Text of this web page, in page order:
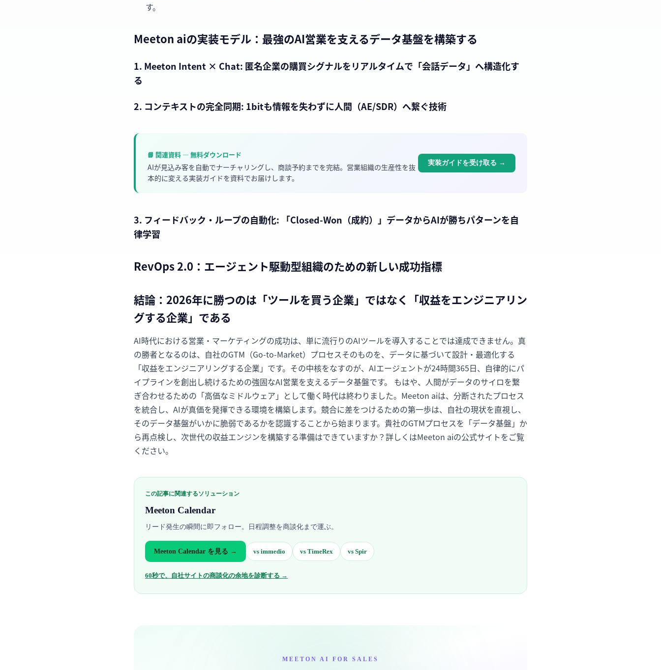
す。
Meeton aiの実装モデル：最強のAI営業を支えるデータ基盤を構築する
1. Meeton Intent × Chat: 匿名企業の購買シグナルをリアルタイムで「会話データ」へ構造化す
る
2. コンテキストの完全同期: 1bitも情報を失わずに人間（AE/SDR）へ繋ぐ技術
📘 関連資料 — 無料ダウンロード
AIが見込み客を自動でナーチャリングし、商談予約までを完結。営業組織の生産性を抜
本的に変える実装ガイドを資料でお届けします。
実装ガイドを受け取る →
3. フィードバック・ループの自動化: 「Closed-Won（成約）」データからAIが勝ちパターンを自
律学習
RevOps 2.0：エージェント駆動型組織のための新しい成功指標
結論：2026年に勝つのは「ツールを買う企業」ではなく「収益をエンジニアリン
グする企業」である
AI時代における営業・マーケティングの成功は、単に流行りのAIツールを導入することでは達成できません。真
の勝者となるのは、自社のGTM（Go-to-Market）プロセスそのものを、データに基づいて設計・最適化する
「収益をエンジニアリングする企業」です。その中核をなすのが、AIエージェントが24時間365日、自律的にパ
イプラインを創出し続けるための強固なAI営業を支えるデータ基盤です。 もはや、人間がデータのサイロを繋
ぎ合わせるための「高価なミドルウェア」として働く時代は終わりました。Meeton aiは、分断されたプロセス
を統合し、AIが真価を発揮できる環境を構築します。競合に差をつけるための第一歩は、自社の現状を直視し、
そのデータ基盤がいかに脆弱であるかを認識することから始まります。貴社のGTMプロセスを「データ基盤」か
ら再点検し、次世代の収益エンジンを構築する準備はできていますか？詳しくはMeeton aiの公式サイトをご覧
ください。
この記事に関連するソリューション
Meeton Calendar
リード発生の瞬間に即フォロー。日程調整を商談化まで運ぶ。
Meeton Calendar を見る → vs immedio vs TimeRex vs Spir
60秒で、自社サイトの商談化の余地を診断する →
MEETON AI FOR SALES